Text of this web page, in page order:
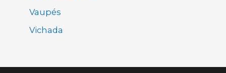
Vaupés
Vichada